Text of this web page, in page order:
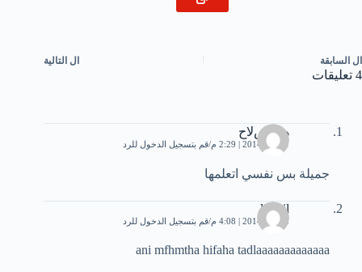
ال السابقة ال التالية
4 تعليقات
هند صﻻح
1 مايو، 2014 | 2:29 م قم بتسجيل الدخول للرد
جميلة بس نفسي اتعلمها
loukil
2 مايو، 2014 | 4:08 م قم بتسجيل الدخول للرد
ani mfhmtha hifaha tadlaaaaaaaaaaaaa